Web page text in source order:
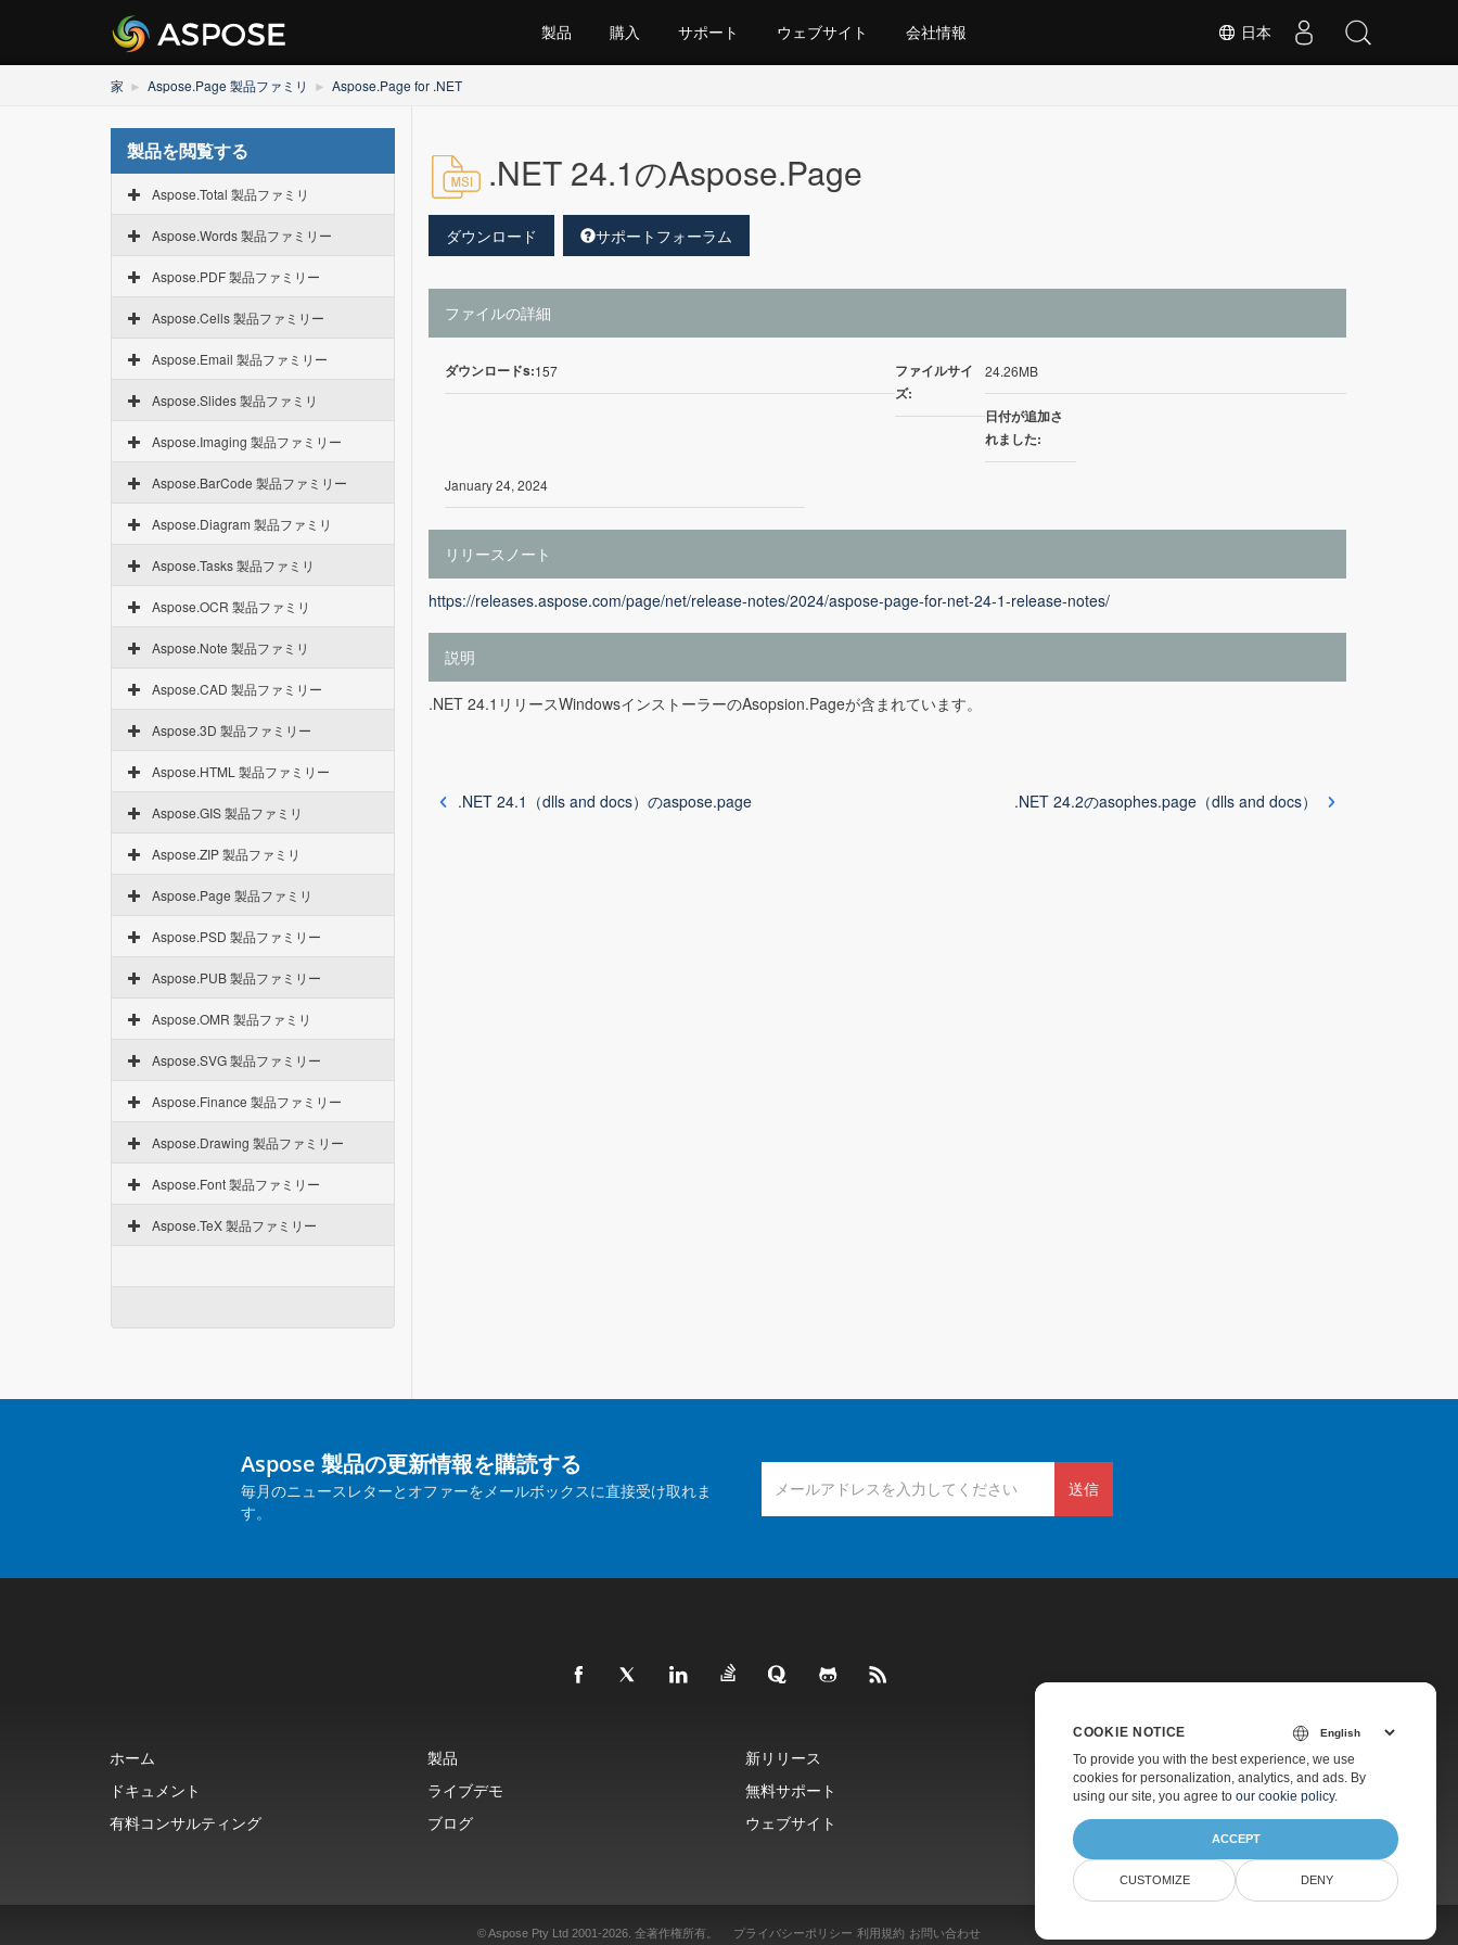
日本
製品 購入 サポート ウェブサイト 会社情報
家 Aspose.Page 製品ファミリ Aspose.Page for .NET
製品を閲覧する
Aspose.Total 製品ファミリ
Aspose.Words 製品ファミリー
Aspose.PDF 製品ファミリー
Aspose.Cells 製品ファミリー
Aspose.Email 製品ファミリー
Aspose.Slides 製品ファミリ
Aspose.Imaging 製品ファミリー
Aspose.BarCode 製品ファミリー
Aspose.Diagram 製品ファミリ
Aspose.Tasks 製品ファミリ
Aspose.OCR 製品ファミリ
Aspose.Note 製品ファミリ
Aspose.CAD 製品ファミリー
Aspose.3D 製品ファミリー
Aspose.HTML 製品ファミリー
Aspose.GIS 製品ファミリ
Aspose.ZIP 製品ファミリ
Aspose.Page 製品ファミリ
Aspose.PSD 製品ファミリー
Aspose.PUB 製品ファミリー
Aspose.OMR 製品ファミリ
Aspose.SVG 製品ファミリー
Aspose.Finance 製品ファミリー
Aspose.Drawing 製品ファミリー
Aspose.Font 製品ファミリー
Aspose.TeX 製品ファミリー
.NET 24.1のAspose.Page
ダウンロード サポートフォーラム
ファイルの詳細
ダウンロードs:157
ファイルサイ
ズ:
24.26MB
日付が追加さ
れました:
January 24, 2024
リリースノート
https://releases.aspose.com/page/net/release-notes/2024/aspose-page-for-net-24-1-release-notes/
説明
.NET 24.1リリースWindowsインストーラーのAsopsion.Pageが含まれています。
.NET 24.1（dlls and docs）のaspose.page .NET 24.2のasophes.page（dlls and docs）
Aspose 製品の更新情報を購読する
毎月のニュースレターとオファーをメールボックスに直接受け取れま
す。
送信
ホーム 製品 新リリース
価格
ドキュメント
ライブデモ 無料サポート
有料サポート
有料コンサルティング
ブログ ウェブサイト 会社情報
© Aspose Pty Ltd 2001-2026. 全著作権所有。 プライバシーポリシー 利用規約 お問い合わせ
COOKIE NOTICE
To provide you with the best experience, we use
cookies for personalization, analytics, and ads. By
using our site, you agree to our cookie policy.
ACCEPT
CUSTOMIZE DENY